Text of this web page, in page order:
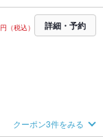
円（税込） 詳細・予約
クーポン3件をみる